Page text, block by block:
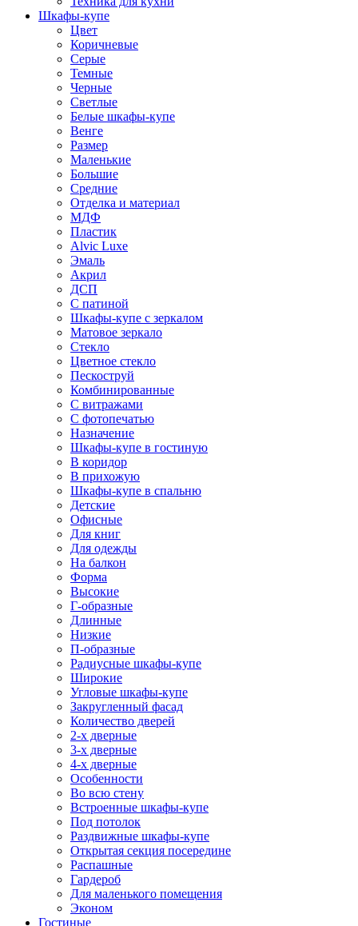
Шкафы-купе
Цвет
Коричневые
Серые
Темные
Черные
Светлые
Белые шкафы-купе
Венге
Размер
Маленькие
Большие
Средние
Отделка и материал
МДФ
Пластик
Alvic Luxe
Эмаль
Акрил
ДСП
С патиной
Шкафы-купе с зеркалом
Матовое зеркало
Стекло
Цветное стекло
Пескоструй
Комбинированные
С витражами
С фотопечатью
Назначение
Шкафы-купе в гостиную
В коридор
В прихожую
Шкафы-купе в спальню
Детские
Офисные
Для книг
Для одежды
На балкон
Форма
Высокие
Г-образные
Длинные
Низкие
П-образные
Радиусные шкафы-купе
Широкие
Угловые шкафы-купе
Закругленный фасад
Количество дверей
2-х дверные
3-х дверные
4-х дверные
Особенности
Во всю стену
Встроенные шкафы-купе
Под потолок
Раздвижные шкафы-купе
Открытая секция посередине
Распашные
Гардероб
Для маленького помещения
Эконом
Гостиные